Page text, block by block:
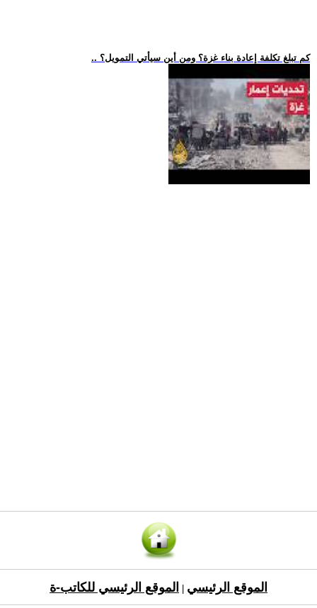
.. كم تبلغ تكلفة إعادة بناء غزة؟ ومن أين سيأتي التمويل؟
الموقع الرئيسي الموقع الرئيسي للكاتب-ة